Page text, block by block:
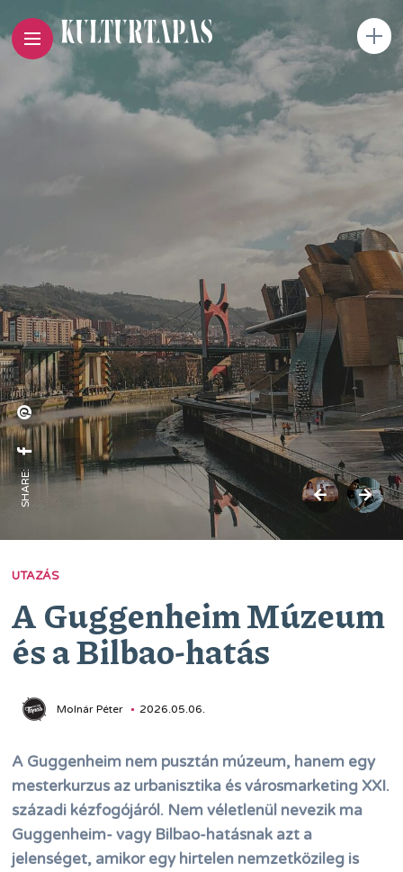
SHARE:
UTAZÁS
A Guggenheim Múzeum
és a Bilbao-hatás
Molnár Péter 2026.05.06.
A Guggenheim nem pusztán múzeum, hanem egy
mesterkurzus az urbanisztika és városmarketing XXI.
századi kézfogójáról. Nem véletlenül nevezik ma
Guggenheim- vagy Bilbao-hatásnak azt a
jelenséget, amikor egy hirtelen nemzetközileg is